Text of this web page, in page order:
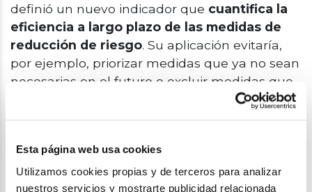
Esta página web usa cookies
Utilizamos cookies propias y de terceros para analizar
nuestros servicios y mostrarte publicidad relacionada
definió un nuevo indicador que cuantifica la
eficiencia a largo plazo de las medidas de
reducción de riesgo. Su aplicación evitaría,
por ejemplo, priorizar medidas que ya no sean
necesarias en el futuro o excluir medidas que,
pese a no ser relevantes actualmente, podrían
reducir eficientemente el riesgo futuro.
Además, para integrar la incertidumbre de los
escenarios futuros en la toma de decisiones,
se propuso una estrategia que permite